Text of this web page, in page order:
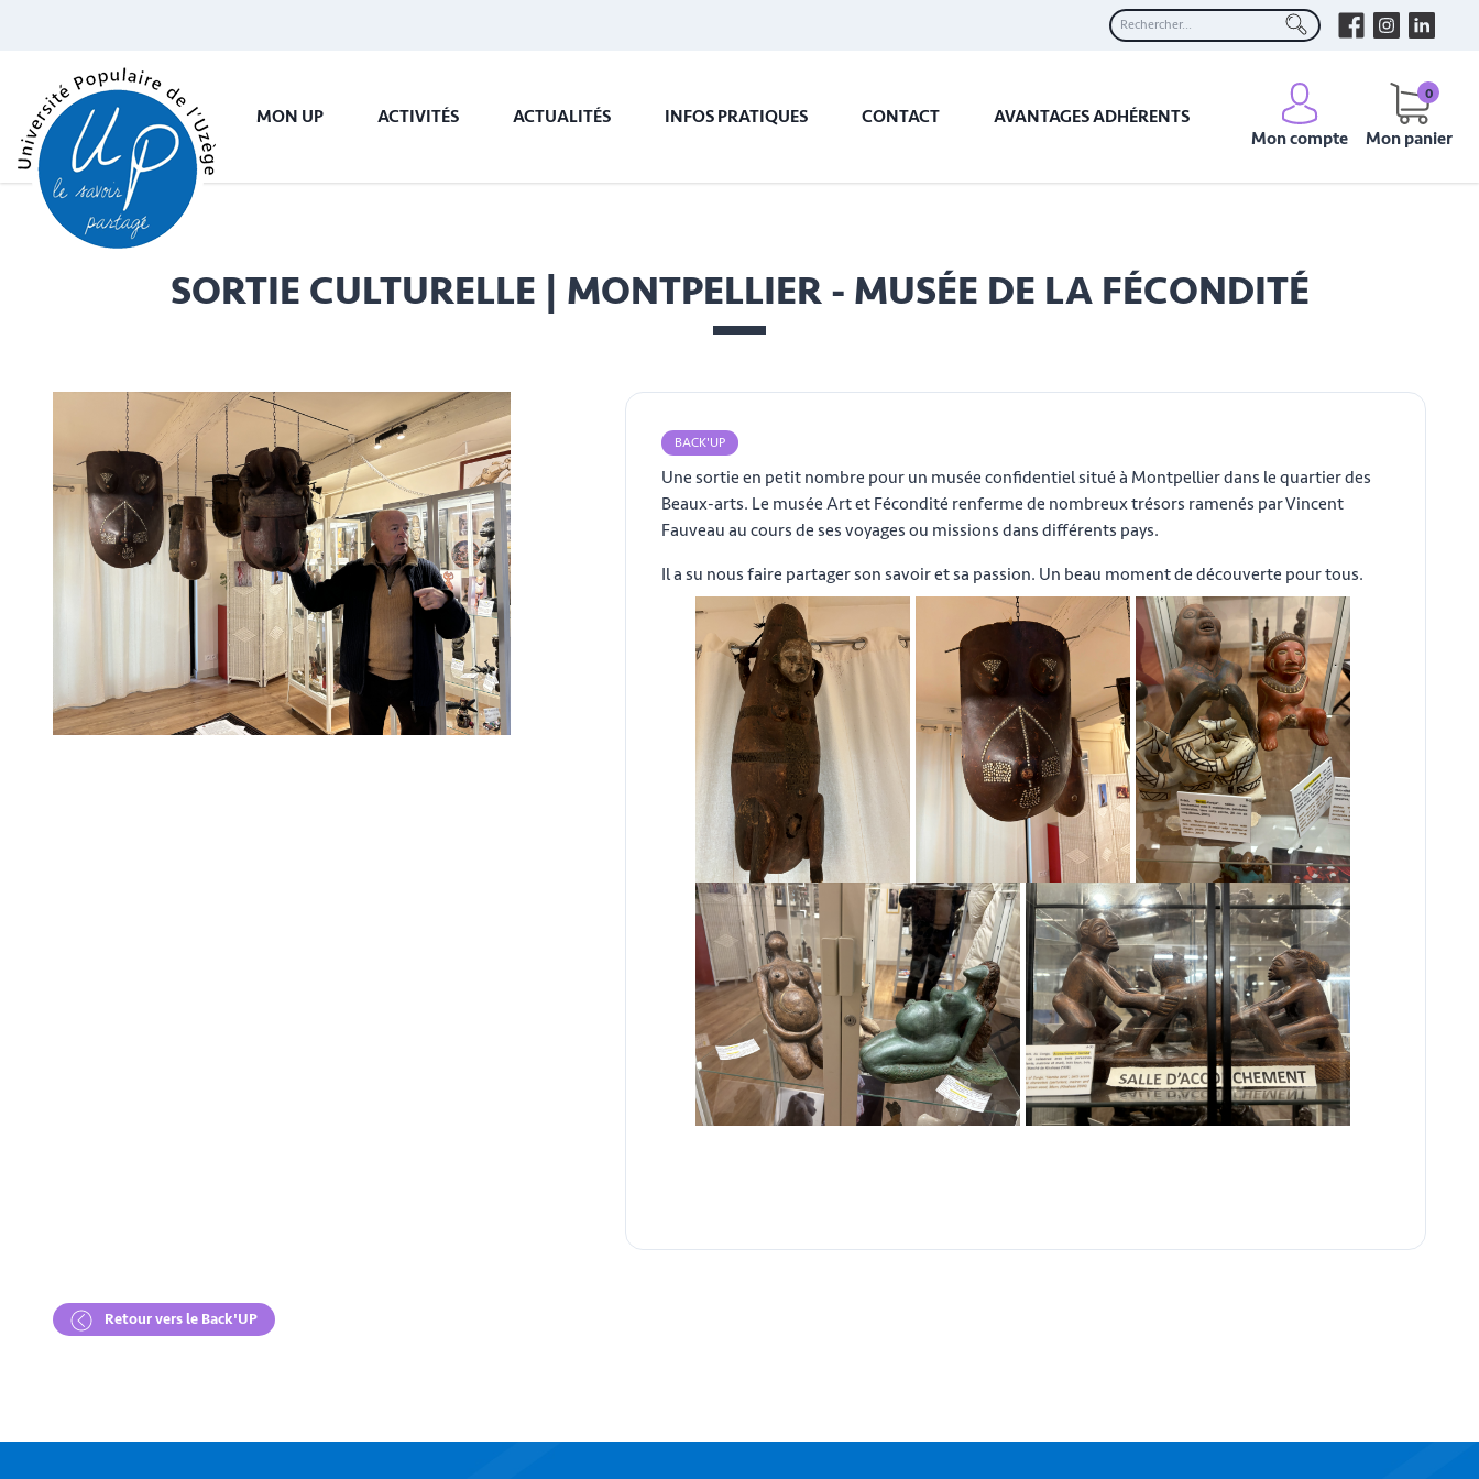
MON UP ACTIVITÉS ACTUALITÉS INFOS PRATIQUES CONTACT
AVANTAGES ADHÉRENTS
Mon compte
Mon panier
0
SORTIE CULTURELLE | MONTPELLIER - MUSÉE DE LA FÉCONDITÉ
BACK'UP
Une sortie en petit nombre pour un musée confidentiel situé à Montpellier dans le quartier des
Beaux-arts. Le musée Art et Fécondité renferme de nombreux trésors ramenés par Vincent
Fauveau au cours de ses voyages ou missions dans différents pays.
Il a su nous faire partager son savoir et sa passion. Un beau moment de découverte pour tous.
Retour vers le Back'UP